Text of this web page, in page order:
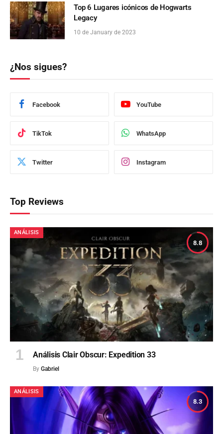
Top 6 Lugares icónicos de Hogwarts
Legacy
10 de January de 2023
¿Nos sigues?
Facebook YouTube
TikTok WhatsApp
Twitter Instagram
Top Reviews
8.8
ANÁLISIS
Análisis Clair Obscur: Expedition 33
By Gabriel
8.3
ANÁLISIS